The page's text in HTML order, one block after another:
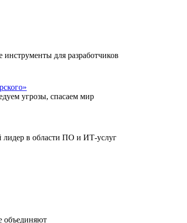
для разработчиков
угрозы, спасаем мир
в области ПО и ИТ-услуг
объединяют